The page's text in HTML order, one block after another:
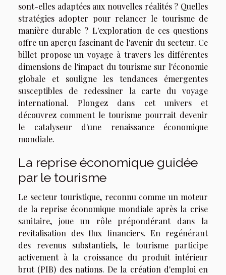
sont-elles adaptées aux nouvelles réalités ? Quelles
stratégies adopter pour relancer le tourisme de
manière durable ? L'exploration de ces questions
offre un aperçu fascinant de l'avenir du secteur. Ce
billet propose un voyage à travers les différentes
dimensions de l'impact du tourisme sur l'économie
globale et souligne les tendances émergentes
susceptibles de redessiner la carte du voyage
international. Plongez dans cet univers et
découvrez comment le tourisme pourrait devenir
le catalyseur d'une renaissance économique
mondiale.
La reprise économique guidée
par le tourisme
Le secteur touristique, reconnu comme un moteur
de la reprise économique mondiale après la crise
sanitaire, joue un rôle prépondérant dans la
revitalisation des flux financiers. En regénérant
des revenus substantiels, le tourisme participe
activement à la croissance du produit intérieur
brut (PIB) des nations. De la création d'emploi en